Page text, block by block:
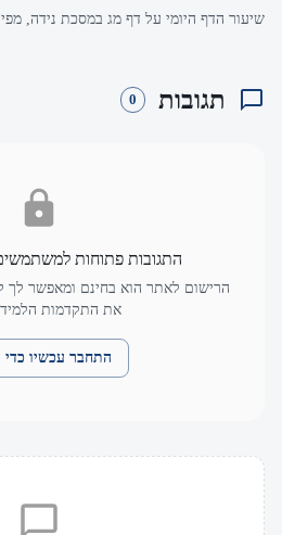
שיעור הדף היומי על דף מג במסכת נידה,
תגובות 0
התגובות פתוחות
הרישום לאתר הוא בחינם ומאפשר לך
את התקדמות
התחבר עכשיו כדי